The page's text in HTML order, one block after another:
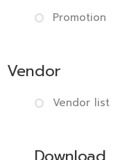
Promotion
Vendor
Vendor list